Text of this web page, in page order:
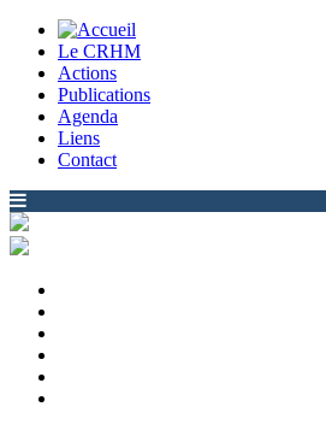
Le CRHM
Actions
Publications
Agenda
Liens
Contact